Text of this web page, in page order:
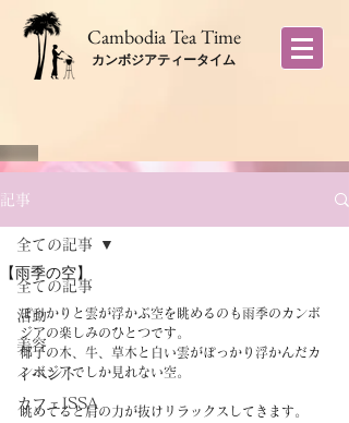
​Cambodia Tea Time
カンボジアティータイム
記事
全ての記事
活動
美容
イベント
カフェISSA
全ての記事
【雨季の空】
ぽっかりと雲が浮かぶ空を眺めるのも雨季のカンボ
ジアの楽しみのひとつです。
椰子の木、牛、草木と白い雲がぽっかり浮かんだカ
ンボジアでしか見れない空。
眺めてると肩の力が抜けリラックスしてきます。